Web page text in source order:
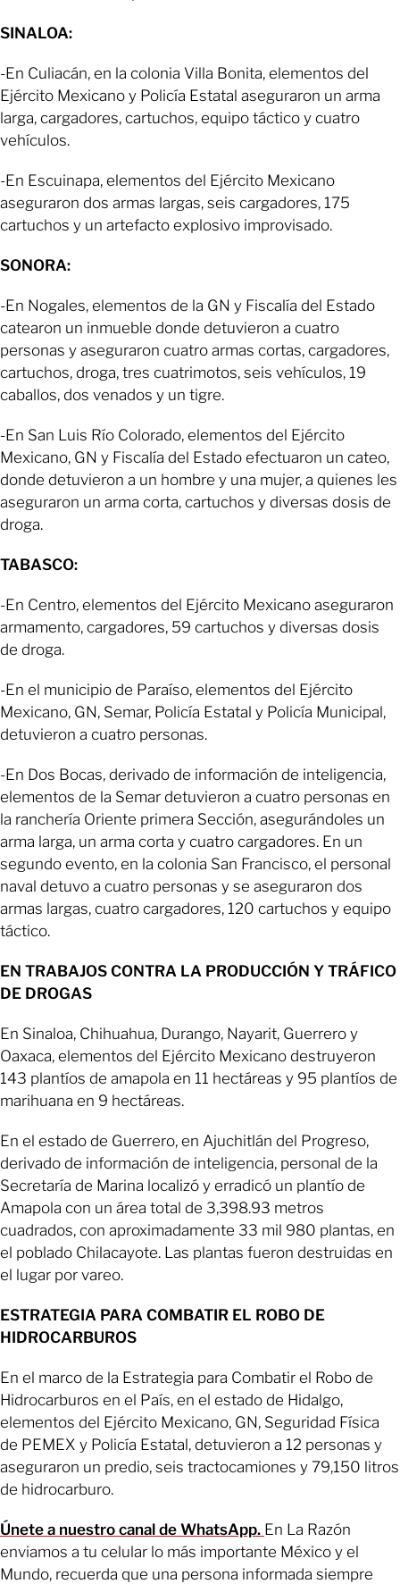
SINALOA:
-En Culiacán, en la colonia Villa Bonita, elementos del
Ejército Mexicano y Policía Estatal aseguraron un arma
larga, cargadores, cartuchos, equipo táctico y cuatro
vehículos.
-En Escuinapa, elementos del Ejército Mexicano
aseguraron dos armas largas, seis cargadores, 175
cartuchos y un artefacto explosivo improvisado.
SONORA:
-En Nogales, elementos de la GN y Fiscalía del Estado
catearon un inmueble donde detuvieron a cuatro
personas y aseguraron cuatro armas cortas, cargadores,
cartuchos, droga, tres cuatrimotos, seis vehículos, 19
caballos, dos venados y un tigre.
-En San Luis Río Colorado, elementos del Ejército
Mexicano, GN y Fiscalía del Estado efectuaron un cateo,
donde detuvieron a un hombre y una mujer, a quienes les
aseguraron un arma corta, cartuchos y diversas dosis de
droga.
TABASCO:
-En Centro, elementos del Ejército Mexicano aseguraron
armamento, cargadores, 59 cartuchos y diversas dosis
de droga.
-En el municipio de Paraíso, elementos del Ejército
Mexicano, GN, Semar, Policía Estatal y Policía Municipal,
detuvieron a cuatro personas.
-En Dos Bocas, derivado de información de inteligencia,
elementos de la Semar detuvieron a cuatro personas en
la ranchería Oriente primera Sección, asegurándoles un
arma larga, un arma corta y cuatro cargadores. En un
segundo evento, en la colonia San Francisco, el personal
naval detuvo a cuatro personas y se aseguraron dos
armas largas, cuatro cargadores, 120 cartuchos y equipo
táctico.
EN TRABAJOS CONTRA LA PRODUCCIÓN Y TRÁFICO
DE DROGAS
En Sinaloa, Chihuahua, Durango, Nayarit, Guerrero y
Oaxaca, elementos del Ejército Mexicano destruyeron
143 plantíos de amapola en 11 hectáreas y 95 plantíos de
marihuana en 9 hectáreas.
En el estado de Guerrero, en Ajuchitlán del Progreso,
derivado de información de inteligencia, personal de la
Secretaría de Marina localizó y erradicó un plantío de
Amapola con un área total de 3,398.93 metros
cuadrados, con aproximadamente 33 mil 980 plantas, en
el poblado Chilacayote. Las plantas fueron destruidas en
el lugar por vareo.
ESTRATEGIA PARA COMBATIR EL ROBO DE
HIDROCARBUROS
En el marco de la Estrategia para Combatir el Robo de
Hidrocarburos en el País, en el estado de Hidalgo,
elementos del Ejército Mexicano, GN, Seguridad Física
de PEMEX y Policía Estatal, detuvieron a 12 personas y
aseguraron un predio, seis tractocamiones y 79,150 litros
de hidrocarburo.
Únete a nuestro canal de WhatsApp. En La Razón
enviamos a tu celular lo más importante México y el
Mundo, recuerda que una persona informada siempre